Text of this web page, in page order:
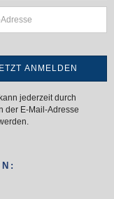
jederzeit durch
der E-Mail-Adresse